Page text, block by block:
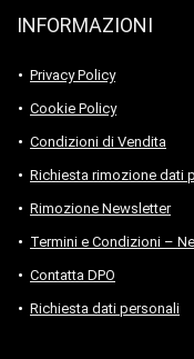
INFORMAZIONI
Privacy Policy
Cookie Policy
Condizioni di Vendita
Richiesta rimozione dati
Rimozione Newsletter
Termini e Condizioni –
Contatta DPO
Richiesta dati personali